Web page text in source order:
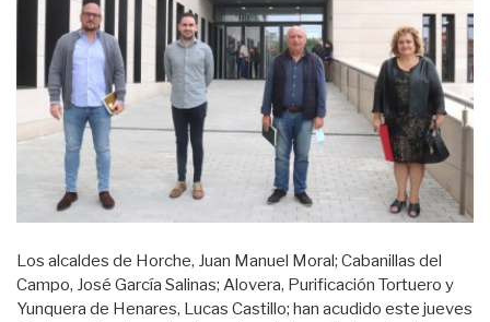
Los alcaldes de Horche, Juan Manuel Moral; Cabanillas del
Campo, José García Salinas; Alovera, Purificación Tortuero y
Yunquera de Henares, Lucas Castillo; han acudido este jueves